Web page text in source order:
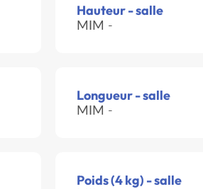
Hauteur - salle
MIM -
Longueur - salle
MIM -
Poids (4 kg) - salle